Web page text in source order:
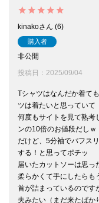
kinako 6
購入者
非公開
投稿日
2025/09/04
Tシャツはなんだか着て
ツは着たいと思っていて
何度もサイトを見て熟考
ンの10倍のお値段だしｗ
だけど、5分袖でパフス
する！と思ってポチッ
届いたカットソーは思っ
柔らかくて手にしたらも
首が詰まっているのです
夫みたい（まだ来たばか